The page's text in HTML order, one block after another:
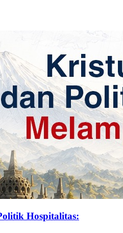
Hospitalitas: